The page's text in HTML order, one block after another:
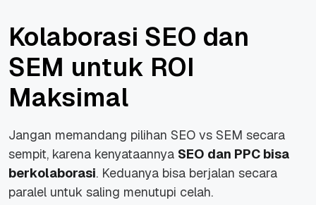
Kolaborasi SEO dan
SEM untuk ROI
Maksimal
Jangan memandang pilihan SEO vs SEM secara
sempit, karena kenyataannya SEO dan PPC bisa
berkolaborasi. Keduanya bisa berjalan secara
paralel untuk saling menutupi celah.